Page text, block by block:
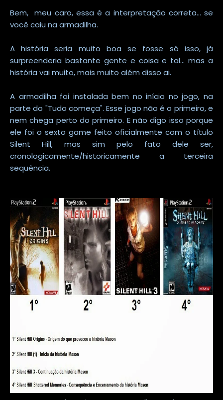
Bem, meu caro, essa é a interpretação correta... se
você caiu na armadilha.
A história seria muito boa se fosse só isso, já
surpreenderia bastante gente e coisa e tal... mas a
história vai muito, mais muito além disso ai.
A armadilha foi instalada bem no início no jogo, na
parte do "Tudo começa". Esse jogo não é o primeiro, e
nem chega perto do primeiro. E não digo isso porque
ele foi o sexto game feito oficialmente com o título
Silent Hill, mas sim pelo fato dele ser,
cronologicamente/historicamente a terceira
sequência.